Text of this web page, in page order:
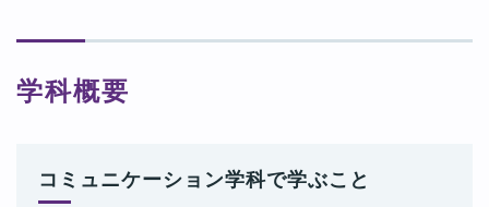
学科概要
コミュニケーション学科で学ぶこと